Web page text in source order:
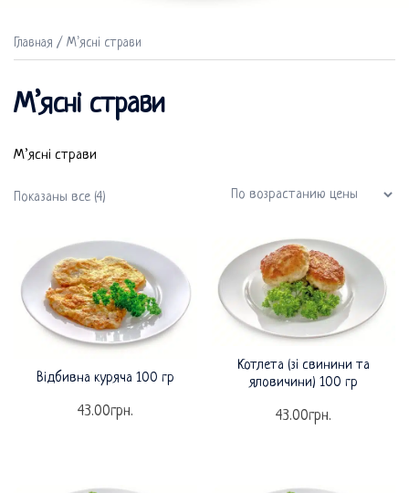
Главная / М’ясні страви
М’ясні страви
М’ясні страви
Показаны все (4)
возрастанию
Відбивна куряча 100 гр
43.00грн.
Котлета (зі свинини та
яловичини) 100 гр
43.00грн.